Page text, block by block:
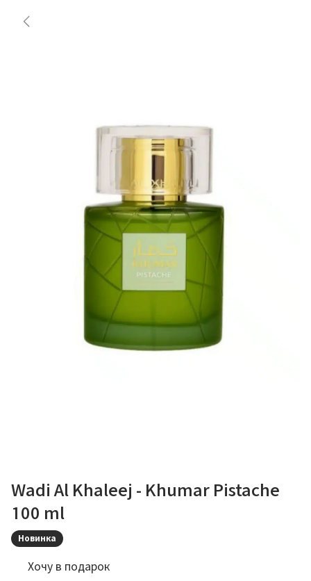
Wadi Al Khaleej - Khumar Pistache
100 ml
Новинка
Хочу в подарок